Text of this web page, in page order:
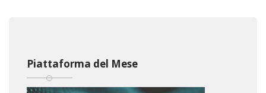
Piattaforma del Mese